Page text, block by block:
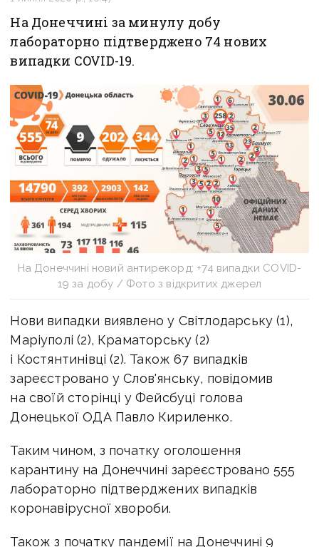
На Донеччині за минулу добу
лабораторно підтверджено 74 нових
випадки COVID-19.
На Донеччині новий антирекорд: +74 випадки COVID-
19 за добу / Фото з відкритих джерел
Нови випадки виявлено у Світлодарську (1),
Маріуполі (2), Краматорську (2)
і Костянтинівці (2). Також 67 випадків
зареєстровано у Слов'янську, повідомив
на своїй сторінці у Фейсбуці голова
Донецької ОДА Павло Кириленко.
Таким чином, з початку оголошення
карантину на Донеччині зареєстровано 555
лабораторно підтверджених випадків
коронавірусної хвороби.
Також з початку пандемії на Донеччині 9